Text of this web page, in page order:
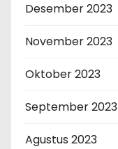
Desember 2023
November 2023
Oktober 2023
September 2023
Agustus 2023